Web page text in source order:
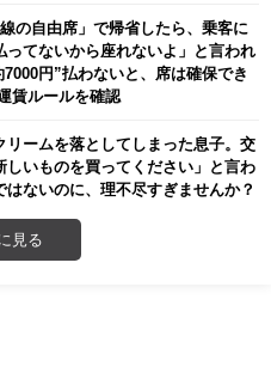
の自由席」で帰省したら、乗客に
ってないから座れないよ」と言われ
円”払わないと、席は確保でき
賃ルールを確認
リームを落としてしまった息子。交
しいものを買ってください」と言わ
はないのに、理不尽すぎませんか？
見る